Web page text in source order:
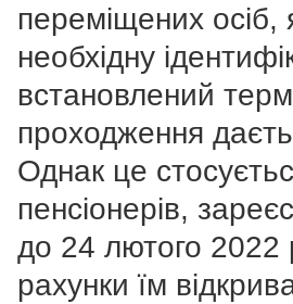
переміщених осіб,
необхідну
встановлений
проходження
Однак це
пенсіонерів,
до 24 лютого 2022
рахунки їм